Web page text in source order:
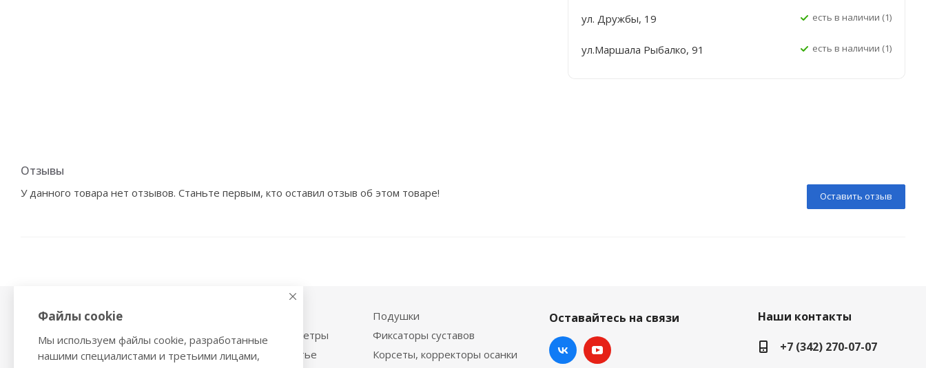
ул. Дружбы, 19 Есть в наличии (1)
ул.Маршала Рыбалко, 91 Есть в наличии (1)
Отзывы
Оставить отзыв
У данного товара нет отзывов. Станьте первым, кто оставил отзыв об этом товаре!
Физиотерапия,
Ингаляторы
Механические тонометры
Тонометры на запястье
Подушки
Фиксаторы суставов
Корсеты, корректоры осанки
Оставайтесь на связи
Наши контакты
+7 (342) 270-07-07
Файлы cookie
Мы используем файлы cookie, разработанные
нашими специалистами и третьими лицами,